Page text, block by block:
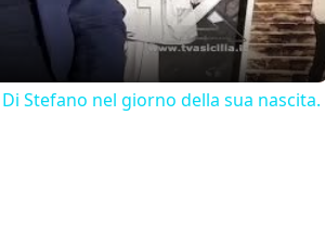
Stefano nel giorno della sua nascita.